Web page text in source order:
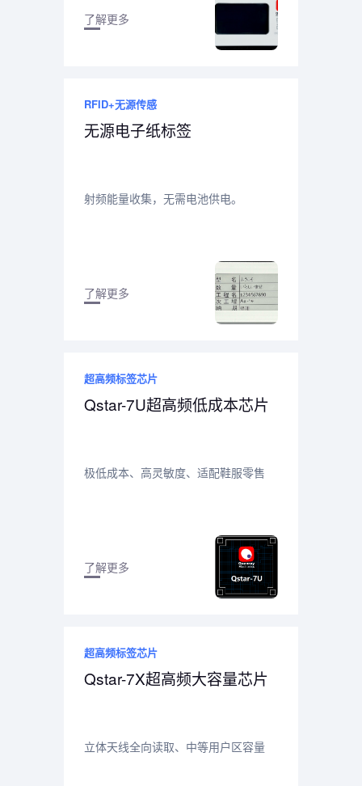
了解更多
RFID+无源传感
无源电子纸标签
射频能量收集，无需电池供电。
了解更多
超高频标签芯片
Qstar-7U超高频低成本芯片
极低成本、高灵敏度、适配鞋服零售
了解更多
超高频标签芯片
Qstar-7X超高频大容量芯片
立体天线全向读取、中等用户区容量